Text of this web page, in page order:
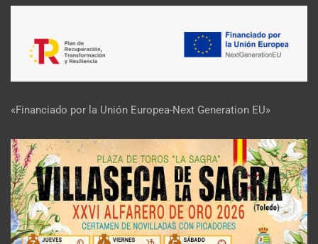
«Financiado por la Unión Europea-Next Generation EU»